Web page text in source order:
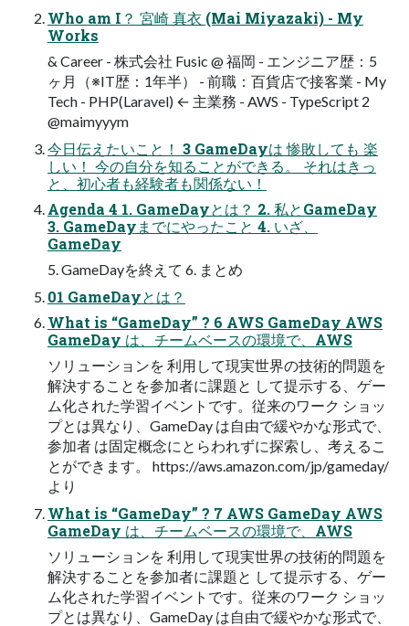
Who am I？ 宮崎 真⾐ (Mai Miyazaki) - My
Works
& Career - 株式会社 Fusic @ 福岡 - エンジニア歴：5
ヶ⽉（※IT歴：1年半） - 前職：百貨店で接客業 - My
Tech - PHP(Laravel) ← 主業務 - AWS - TypeScript 2
@maimyyym
今⽇伝えたいこと！ 3 GameDayは 惨敗しても 楽
しい！ 今の⾃分を知ることができる。 それはきっ
と、初⼼者も経験者も関係ない！
Agenda 4 1. GameDayとは？ 2. 私とGameDay
3. GameDayまでにやったこと 4. いざ、
GameDay
5. GameDayを終えて 6. まとめ
01 GameDayとは？
What is “GameDay” ? 6 AWS GameDay AWS
GameDay は、チームベースの環境で、AWS
ソリューションを 利用して現実世界の技術的問題を
解決することを参加者に課題と して提示する、ゲー
ム化された学習イベントです。従来のワーク ショッ
プとは異なり、GameDay は自由で緩やかな形式で、
参加者 は固定概念にとらわれずに探索し、考えるこ
とができます。 https://aws.amazon.com/jp/gameday/
より
What is “GameDay” ? 7 AWS GameDay AWS
GameDay は、チームベースの環境で、AWS
ソリューションを 利用して現実世界の技術的問題を
解決することを参加者に課題と して提示する、ゲー
ム化された学習イベントです。従来のワーク ショッ
プとは異なり、GameDay は自由で緩やかな形式で、